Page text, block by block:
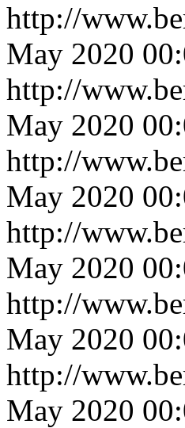
http://
May 2020
http://
May 2020
http://
May 2020
http://
May 2020
http://
May 2020
http://
May 2020